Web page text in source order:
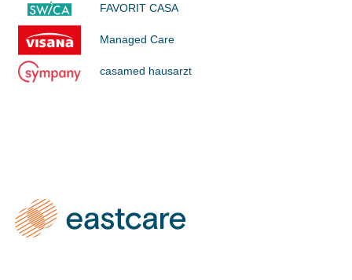
FAVORIT CASA
Managed Care
casamed hausarzt